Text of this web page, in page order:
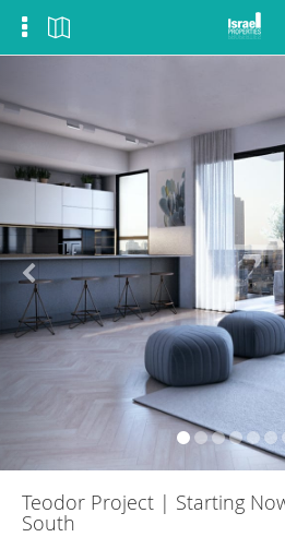
Teodor Project | Starting
South